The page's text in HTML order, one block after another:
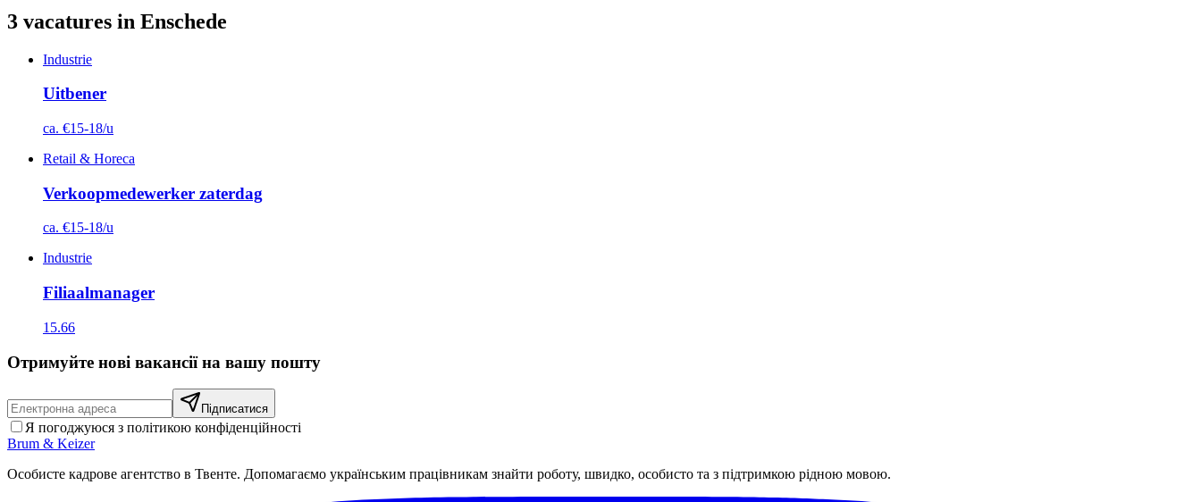
3 vacatures in Enschede
Industrie
Uitbener
ca. €15-18/u
Retail & Horeca
Verkoopmedewerker zaterdag
ca. €15-18/u
Industrie
Filiaalmanager
15.66
Отримуйте нові вакансії на вашу пошту
Підписатися
Я погоджуюся з політикою конфіденційності
Brum & Keizer
Особисте кадрове агентство в Твенте. Допомагаємо українським працівникам знайти роботу, швидко, особисто та з підтримкою рідною мовою.